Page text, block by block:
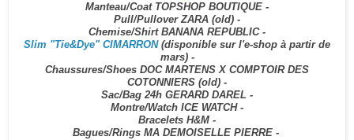
Manteau/Coat TOPSHOP BOUTIQUE -
Pull/Pullover ZARA (old) -
Chemise/Shirt BANANA REPUBLIC -
Slim "Tie&Dye" CIMARRON(disponible sur l'e-shop à partir de
mars) -
Chaussures/Shoes DOC MARTENS X COMPTOIR DES
COTONNIERS (old) -
Sac/Bag 24h GERARD DAREL -
Montre/Watch ICE WATCH -
Bracelets H&M -
Bagues/Rings MA DEMOISELLE PIERRE -